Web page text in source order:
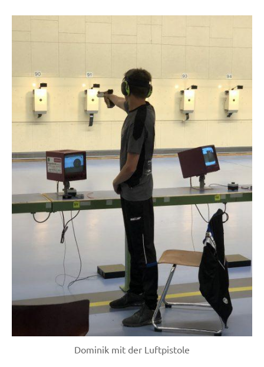
Dominik mit der Luftpistole